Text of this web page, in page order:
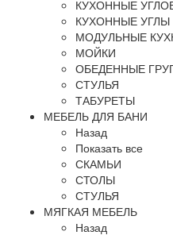
КУХОННЫЕ
КУХОННЫЕ УГЛЫ
МОДУЛЬНЫЕ
МОЙКИ
ОБЕДЕННЫЕ
СТУЛЬЯ
ТАБУРЕТЫ
МЕБЕЛЬ ДЛЯ БАНИ
Назад
Показать все
СКАМЬИ
СТОЛЫ
СТУЛЬЯ
МЯГКАЯ МЕБЕЛЬ
Назад